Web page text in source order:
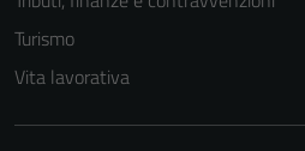
Turismo
Vita lavorativa